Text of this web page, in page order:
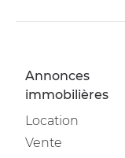
Annonces
immobilières
Location
Vente